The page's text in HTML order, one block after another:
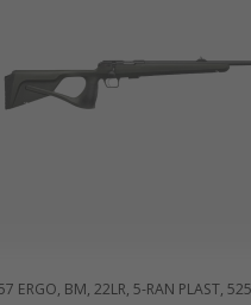
ERGO, BM, 22LR, 5-RAN PLAST,